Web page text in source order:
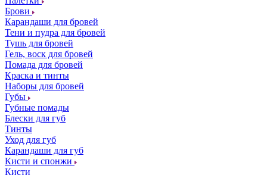
Брови
Карандаши для бровей
Тени и пудра для бровей
Тушь для бровей
Гель, воск для бровей
Помада для бровей
Краска и тинты
Наборы для бровей
Губы
Губные помады
Блески для губ
Тинты
Уход для губ
Карандаши для губ
Кисти и спонжи
Кисти